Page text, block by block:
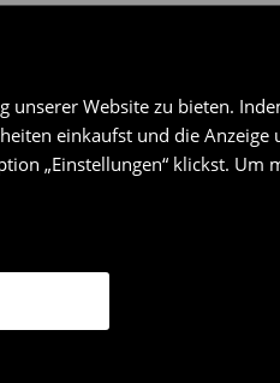
Website zu bieten.
einkaufst und die
„Einstellungen“ klickst.